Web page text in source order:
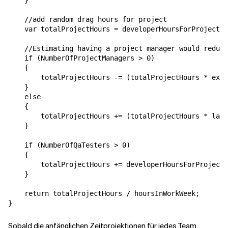
    //add random drag hours for project
var totalProjectHours = developerHoursForProject
//Estimating having a project manager would
    if (NumberOfProjectManagers > 0)
    {
totalProjectHours -= (totalProjectHours *
    }
    else
    {
totalProjectHours += (totalProjectHours *
    }
    if (NumberOfQaTesters > 0)
    {
totalProjectHours += developerHoursForProject
    }
    return totalProjectHours / hoursInWorkWeek;
}
Sobald die anfänglichen Zeitprojektionen für jedes Team